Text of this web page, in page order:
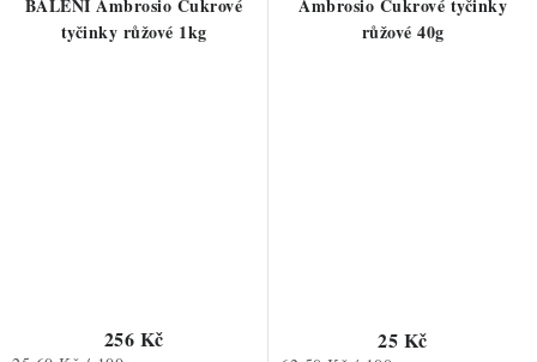
BALENÍ Ambrosio Cukrové
tyčinky růžové 1kg
256 Kč
Ambrosio Cukrové tyčinky
růžové 40g
25 Kč